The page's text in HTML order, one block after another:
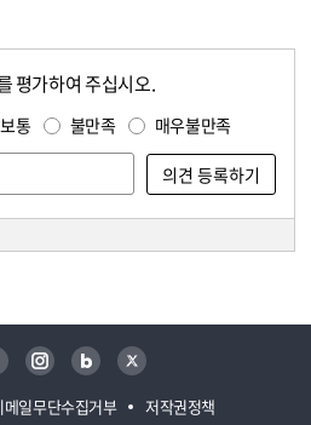
평가하여 주십시오.
보통 불만족 매우불만족
메일무단수집거부 저작권정책
인스타그램 블로그 트위터